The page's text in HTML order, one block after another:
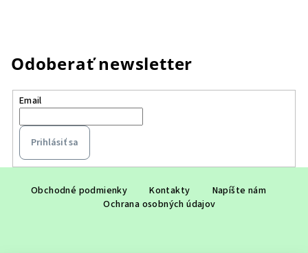
Odoberať newsletter
Email
Prihlásiť sa
Obchodné podmienky Kontakty
Napíšte nám
Ochrana osobných údajov